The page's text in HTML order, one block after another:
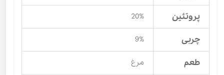
پروتئین 20%
چربی 9%
طعم مرغ